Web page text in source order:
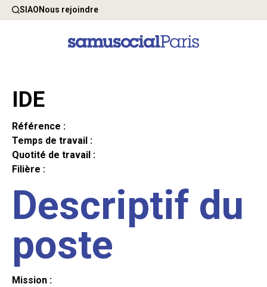
SIAONous rejoindre
IDE
Référence :
Temps de travail :
Quotité de travail :
Filière :
Descriptif du
poste
Mission :